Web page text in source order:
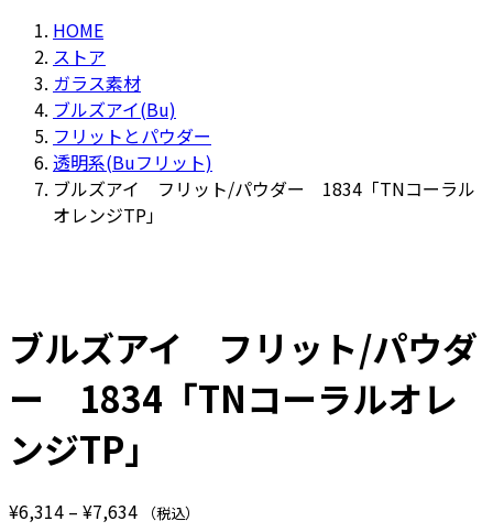
HOME
ストア
ガラス素材
ブルズアイ(Bu)
フリットとパウダー
透明系(Buフリット)
ブルズアイ フリット/パウダー 1834「TNコーラル
オレンジTP」
ブルズアイ フリット/パウダ
ー 1834「TNコーラルオレ
ンジTP」
¥6,314 – ¥7,634価（税込）